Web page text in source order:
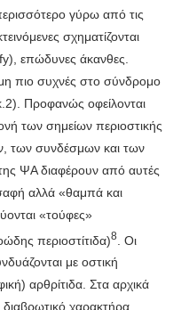
γύρω από τις
σχηματίζονται
επώδυνες άκανθες.
πιο συχνές στο σύνδρομο
Προφανώς οφείλονται
των σημείων περιοστικής
των συνδέσμων και των
ΨΑ διαφέρουν από αυτές
αλλά «θαμπά και
«τούφες»
περιοστίτιδα)8
. Οι
με οστική
αρθρίτιδα. Στα αρχικά
χαρακτήρα.